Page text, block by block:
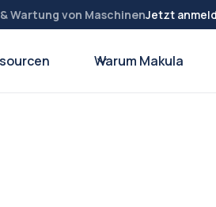
Wartung von MaschinenJetzt
Warum Makula